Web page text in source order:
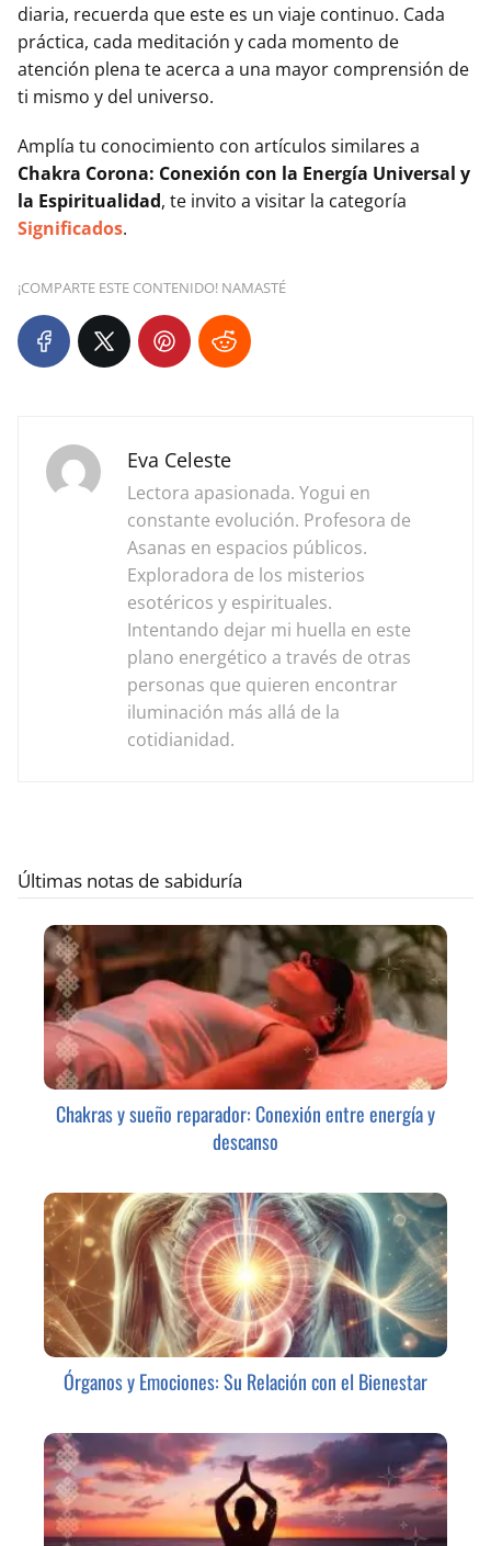
diaria, recuerda que este es un viaje continuo. Cada
práctica, cada meditación y cada momento de
atención plena te acerca a una mayor comprensión de
ti mismo y del universo.
Amplía tu conocimiento con artículos similares a
Chakra Corona: Conexión con la Energía Universal y
la Espiritualidad, te invito a visitar la categoría
Significados.
¡COMPARTE ESTE CONTENIDO! NAMASTÉ
Eva Celeste
Lectora apasionada. Yogui en
constante evolución. Profesora de
Asanas en espacios públicos.
Exploradora de los misterios
esotéricos y espirituales.
Intentando dejar mi huella en este
plano energético a través de otras
personas que quieren encontrar
iluminación más allá de la
cotidianidad.
Últimas notas de sabiduría
Chakras y sueño reparador: Conexión entre energía y
descanso
Órganos y Emociones: Su Relación con el Bienestar